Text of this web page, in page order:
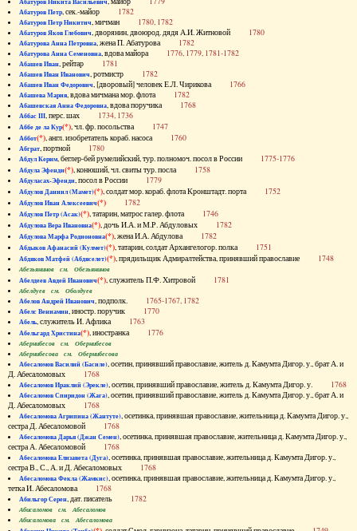
Абатуров Петр, сек.-майор 1782
Абатуров Петр Никитич, мичман 1780, 1782
Абатуров Яков Глебович, дворянин, двоюрод. дядя А.И. Житновой 1780
Абатурова Анна Петровна, жена П. Абатурова 1782
Абатурова Анна Семеновна, вдова майора 1776, 1779, 1781-1782
Абашев Иван, рейтар 1781
Абашев Иван Иванович, ротмистр 1782
Абашев Иван Федорович, [дворовый] человек Е.Л. Чирикова 1766
Абашева Мария, вдова мичмана мор. флота 1782
Абашевская Анна Федоровна, вдова поручика 1768
Аббас III, перс. шах 1734, 1736
Аббе де ла Кур(*), чл. фр. посольства 1747
Аббот(*), англ. изобретатель кораб. насоса 1760
Абграт, портной 1780
Абдул Керим, беглер-бей румелийский, тур. полномоч. посол в России 1775-1776
Абдула Эфенди(*), конюший, чл. свиты тур. посла 1758
Абдуласах-Эфенди, посол в России 1779
Абдулов Даниил (Мамет)(*), солдат мор. кораб. флота Кронштадт. порта 1752
Абдулов Иван Алексеевич(*) 1782
Абдулов Петр (Асак)(*), татарин, матрос галер. флота 1746
Абдулова Вера Ивановна(*), дочь И.А. и М.Р. Абдуловых 1782
Абдулова Марфа Родионовна(*), жена И.А. Абдулова 1782
Абдыков Афанасий (Кулмет)(*), татарин, солдат Архангелогор. полка 1751
Абдяков Матфей (Абдяселет)(*), прядильщик Адмиралтейства, принявший православие 1748
Абезьянинов см. Обезьянинов
Абелдеев Авдей Иванович(*), служитель П.Ф. Хитровой 1781
Абелдуев см. Оболдуев
Абелов Андрей Иванович, подполк. 1765-1767, 1782
Абелс Вениамин, иностр. поручик 1770
Абель, служитель И. Афлика 1763
Абельгард Христина(*), иностранка 1776
Абернибесов см. Обернибесов
Абернибесова см. Обернибесова
Абесаломов Василий (Басиле), осетин, принявший православие, житель д. Камумта Дигор. у., брат А. и
Д. Абесаломовых 1768
Абесаломов Ираклий (Эрекле), осетин, принявший православие, житель д. Камумта Дигор. у. 1768
Абесаломов Спиридон (Жага), осетин, принявший православие, житель д. Камумта Дигор. у., брат А. и
Д. Абесаломовых 1768
Абесаломова Агрипина (Жантуте), осетинка, принявшая православие, жительница д. Камумта Дигор. у.,
сестра Д. Абесаломовой 1768
Абесаломова Дарья (Джан Семен), осетинка, принявшая православие, жительница д. Камумта Дигор. у.,
сестра А. Абесаломовой 1768
Абесаломова Елизавета (Дуга), осетинка, принявшая православие, жительница д. Камумта Дигор. у.,
сестра В., С., А. и Д. Абесаломовых 1768
Абесаломова Фекла (Жамкис), осетинка, принявшая православие, жительница д. Камумта Дигор. у.,
тетка И. Абесаломова 1768
Абильгор Серен, дат. писатель 1782
Абисаломов см. Абесаломов
Абисаломова см. Абесаломова